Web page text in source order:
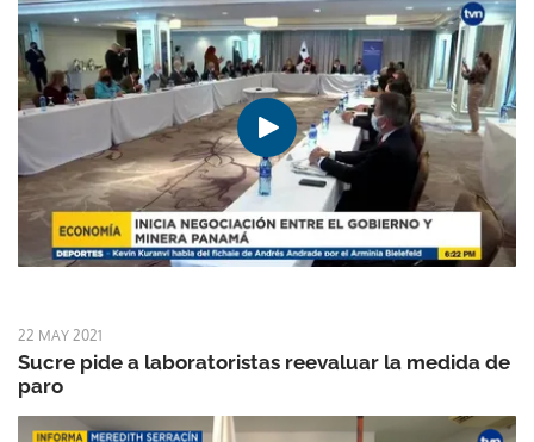
22 MAY 2021
Sucre pide a laboratoristas reevaluar la medida de
paro